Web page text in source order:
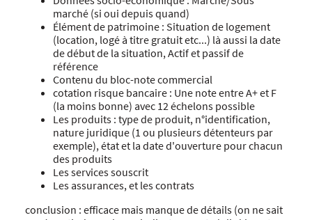
marché (si oui depuis quand)
Élément de patrimoine : Situation de logement
(location, logé à titre gratuit etc...) là aussi la date
de début de la situation, Actif et passif de
référence
Contenu du bloc-note commercial
cotation risque bancaire : Une note entre A+ et F
(la moins bonne) avec 12 échelons possible
Les produits : type de produit, n°identification,
nature juridique (1 ou plusieurs détenteurs par
exemple), état et la date d'ouverture pour chacun
des produits
Les services souscrit
Les assurances, et les contrats
conclusion : efficace mais manque de détails (on ne sait